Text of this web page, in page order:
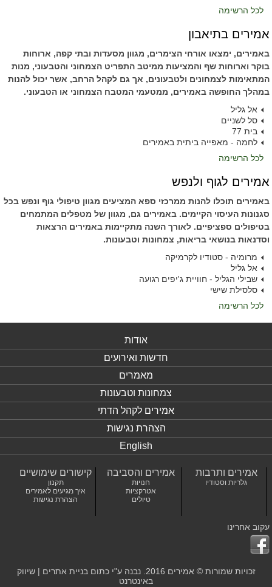
לכל הרשימה
אמירים בתיאבון
באמירים, ימצאו אורחי הצימרים, מגוון מסעדות ובתי קפה, ארוחות
בוקר וארוחות שף והמציעות ממיטב התפריט הצמחוני והטבעוני, מנות
המתאימות לצמחונים ולטבעונים, אך גם לקהל הרחב, אשר יכול להנות
במהלך החופשה באמירים, ממטעמי המטבח הצמחוני או הטבעוני.
אל גליל
סל לשניים
בית 77
לחמה - מאפייה ביתית באמירים
לכל הרשימה
אמירים לגוף ולנפש
באמירים תוכלו להנות ממרכזי ספא המציעים מגוון טיפולי גוף ונפש בכל
סגנונות העיסוי הקיימים. באמירים גם, מגוון של מטפלים המתמחים
בטיפולים ספציפיים. לאורך השנה מתקיימות באמירים הרצאות
וסדנאות בנושאי בריאות, צמחונות וטבעונות.
מרומיה - סטודיו לקרמיקה
אל גליל
שבילי הגליל - חוויית ג'יפים רגועה
סלסילת שישי
לכל הרשימה
אודות
חדשות ואירועים
מאמרים
צמחונות וטבעונות
אמירים לקהל הדתי
הצהרת נגישות
English
אמירים ותרבות
גלריות וסטודיו
אמירים והסביבה
חנויות
אטרקציות
טיולים
קישורים שימושיים
תקנון
איך מגיעים לאמירים
הצהרת נגישות
עקוב אחרינו
זכויות שמורות © אמירים 2016. נבנה ע"י כתום בניית אתרים |שיווק
באינטרנט